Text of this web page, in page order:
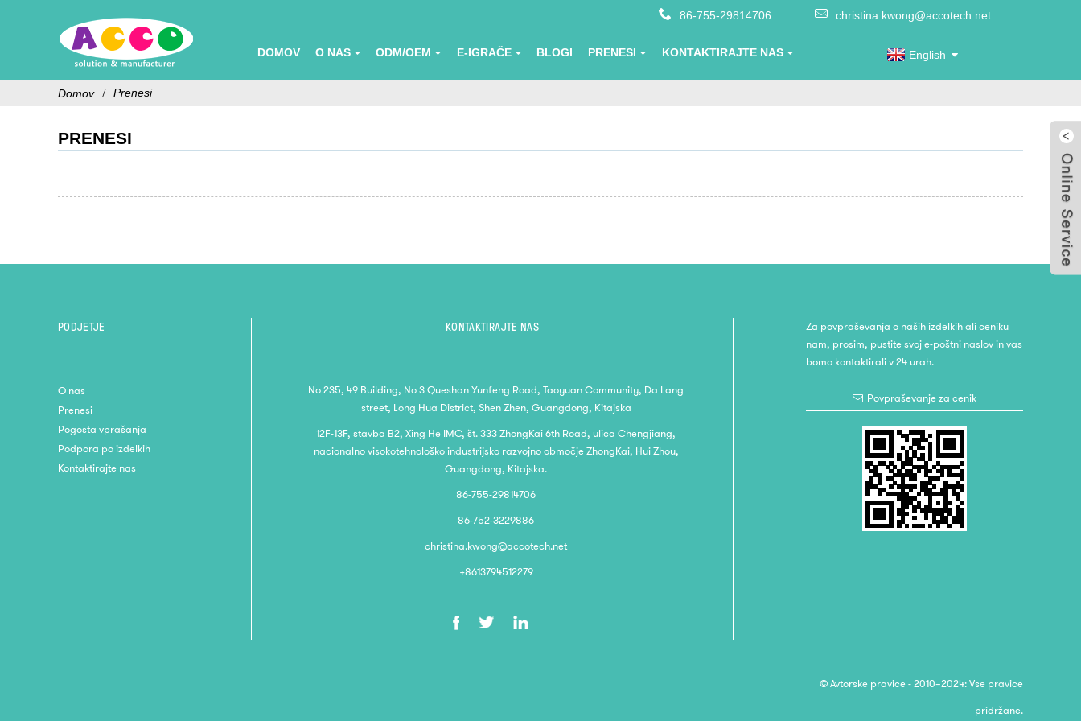
86-755-29814706 christina.kwong@accotech.net
DOMOV O NAS ODM/OEM E-IGRAČE BLOGI PRENESI KONTAKTIRAJTE NAS English
Domov Prenesi
PRENESI
PODJETJE
O nas
Prenesi
Pogosta vprašanja
Podpora po izdelkih
Kontaktirajte nas
KONTAKTIRAJTE NAS
No 235, 49 Building, No 3 Queshan Yunfeng Road, Taoyuan Community, Da Lang
street, Long Hua District, Shen Zhen, Guangdong, Kitajska
12F-13F, stavba B2, Xing He IMC, št. 333 ZhongKai 6th Road, ulica Chengjiang,
nacionalno visokotehnološko industrijsko razvojno območje ZhongKai, Hui Zhou,
Guangdong, Kitajska.
86-755-29814706
86-752-3229886
christina.kwong@accotech.net
+8613794512279
Za povpraševanja o naših izdelkih ali ceniku
nam, prosim, pustite svoj e-poštni naslov in vas
bomo kontaktirali v 24 urah.
Povpraševanje za cenik
© Avtorske pravice - 2010–2024: Vse pravice
pridržane.